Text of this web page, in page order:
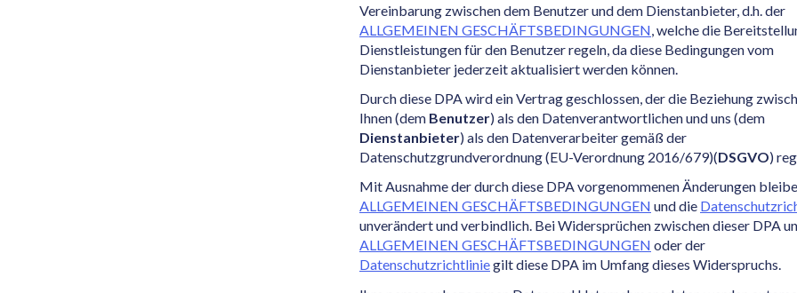
Vereinbarung zwischen dem Benutzer und dem Dienstanbieter, d.h. der
ALLGEMEINEN GESCHÄFTSBEDINGUNGEN, welche die
Dienstleistungen für den Benutzer regeln, da diese Bedingungen vom
Dienstanbieter jederzeit aktualisiert werden können.
Durch diese DPA wird ein Vertrag geschlossen, der die Beziehung
Ihnen (dem Benutzer) als den Datenverantwortlichen und uns (dem
Dienstanbieter) als den Datenverarbeiter gemäß der
Datenschutzgrundverordnung (EU-Verordnung 2016/679)(DSGVO)
Mit Ausnahme der durch diese DPA vorgenommenen Änderungen
ALLGEMEINEN GESCHÄFTSBEDINGUNGEN und die
unverändert und verbindlich. Bei Widersprüchen zwischen dieser DPA
ALLGEMEINEN GESCHÄFTSBEDINGUNGEN oder der
Datenschutzrichtliniegilt diese DPA im Umfang dieses Widerspruchs.